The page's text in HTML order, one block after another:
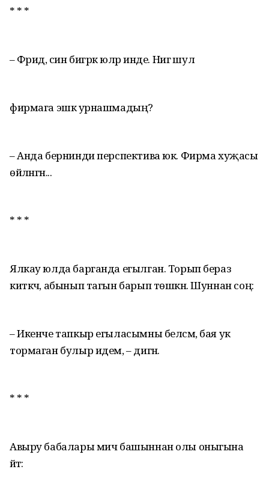
* * *
– Фәридә, син бигрәк юләр инде. Нигә шул
фирмага эшкә урнашмадың?
– Анда бернинди перспектива юк. Фирма хуҗасы
өйләнгән...
* * *
Ялкау юлда барганда егылган. Торып бераз
киткәч, абынып тагын барып төшкән. Шуннан соң:
– Икенче тапкыр егыласымны белсәм, бая ук
тормаган булыр идем, – дигән.
* * *
Авыру бабалары мич башыннан олы оныгына
әйтә: